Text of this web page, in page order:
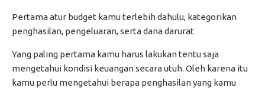
Pertama atur budget kamu terlebih dahulu, kategorikan
penghasilan, pengeluaran, serta dana darurat
Yang paling pertama kamu harus lakukan tentu saja
mengetahui kondisi keuangan secara utuh. Oleh karena itu
kamu perlu mengetahui berapa penghasilan yang kamu